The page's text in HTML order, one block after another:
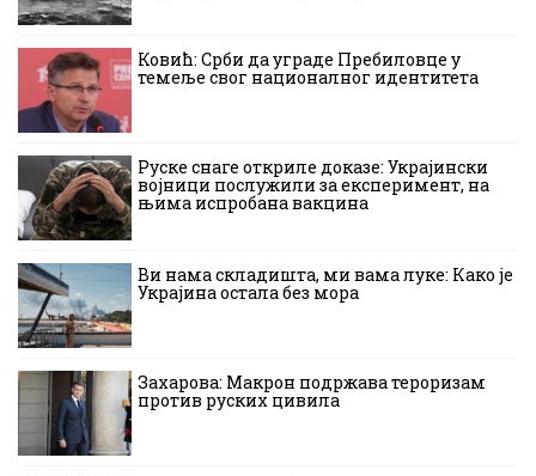
Ковић: Срби да уграде Пребиловце у
темеље свог националног идентитета
Руске снаге откриле доказе: Украјински
војници послужили за експеримент, на
њима испробана вакцина
Ви нама складишта, ми вама луке: Како је
Украјина остала без мора
Захарова: Макрон подржава тероризам
против руских цивила